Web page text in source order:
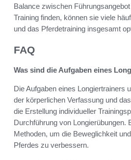
Balance zwischen
Training finden, können sie viele
und das Pferdetraining insgesamt
FAQ
Was sind die Aufgaben eines
Die Aufgaben eines Longiertrainers
der körperlichen Verfassung und
die Erstellung individueller
Durchführung von Longierübungen.
Methoden, um die Beweglichkeit
Pferdes zu verbessern.